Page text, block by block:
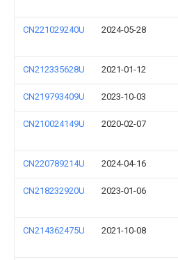
CN221029240U 2024-05-28
CN212335628U 2021-01-12
CN219793409U 2023-10-03
CN210024149U 2020-02-07
CN220789214U 2024-04-16
CN218232920U 2023-01-06
CN214362475U 2021-10-08